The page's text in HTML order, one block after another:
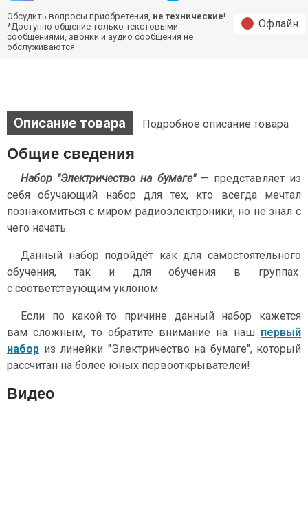
Обсудить вопросы приобретения, не технические!
*Доступно общение только текстовыми
сообщениями, звонки и аудио сообщения не
обслуживаются
Офлайн
Описание товара Подробное описание товара
Общие сведения
Набор "Электричество на бумаге"— представляет из
себя обучающий набор для тех, кто всегда мечтал
познакомиться с миром радиоэлектроники, но не знал с
чего начать.
Данный набор подойдёт как для самостоятельного
обучения, так и для обучения в группах
с соответствующим уклоном.
Если по какой-то причине данный набор кажется
вам сложным, то обратите внимание на наш первый
набор из линейки "Электричество на бумаге", который
рассчитан на более юных первооткрывателей!
Видео